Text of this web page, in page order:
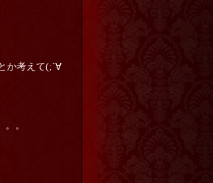
か考えて(;´∀
。